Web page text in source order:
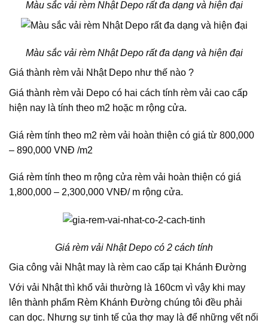
Màu sắc vải rèm Nhật Depo rất đa dạng và hiện đại
Màu sắc vải rèm Nhật Depo rất đa dạng và hiện đại
Giá thành rèm vải Nhật Depo như thế nào ?
Giá thành rèm vải Depo có hai cách tính rèm vải cao cấp
hiện nay là tính theo m2 hoặc m rộng cửa.
Giá rèm tính theo m2 rèm vải hoàn thiện có giá từ 800,000
– 890,000 VNĐ /m2
Giá rèm tính theo m rộng cửa rèm vải hoàn thiện có giá
1,800,000 – 2,300,000 VNĐ/ m rộng cửa.
Giá rèm vải Nhật Depo có 2 cách tính
Gia công vải Nhật may là rèm cao cấp tại Khánh Đường
Với vải Nhật thì khổ vải thường là 160cm vì vậy khi may
lên thành phẩm Rèm Khánh Đường chúng tôi đều phải
can dọc. Nhưng sự tinh tế của thợ may là để những vết nối